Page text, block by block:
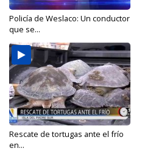
Policía de Weslaco: Un conductor
que se...
Rescate de tortugas ante el frío
en...